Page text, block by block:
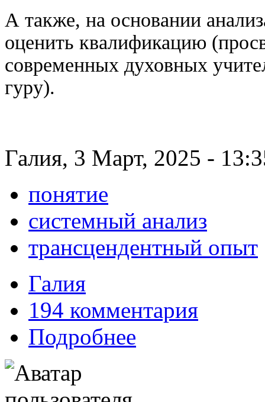
А также, на основании
оценить квалификацию
современных духовных
гуру).
Галия, 3 Март, 2025 -
понятие
системный анализ
трансцендентный опыт
Галия
194 комментария
Подробнее